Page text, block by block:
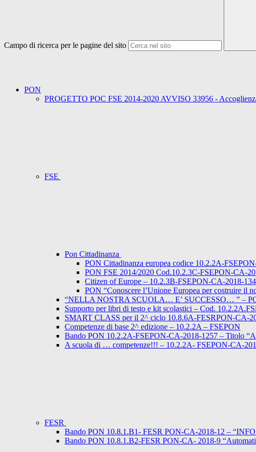
Campo di ricerca per le pagine del sito
PON
PROGETTO POC FSE 2014-2020 AVVISO 33956 -
FSE
Pon Cittadinanza
PON Cittadinanza europea codice 10.2.2A-
PON FSE 2014/2020 Cod.10.2.3C-FSEPON-CA-
Citizen of Europe – 10.2.3B-FSEPON-CA-2018-134
PON “Conoscere l’Unione Europea per costruire il
“NELLA NOSTRA SCUOLA… E’ SUCCESSO… ” –
Supporto per libri di testo e kit scolastici – Cod.
SMART CLASS per il 2^ ciclo 10.8.6A-FESRPON-CA-
Competenze di base 2^ edizione – 10.2.2A – FSEPON
Bando PON 10.2.2A-FSEPON-CA-2018-1257 – Titolo
A scuola di … competenze!!! – 10.2.2A- FSEPON-CA-
FESR
Bando PON 10.8.1.B1- FESR PON-CA-2018-12 –
Bando PON 10.8.1.B2-FESR PON-CA- 2018-9